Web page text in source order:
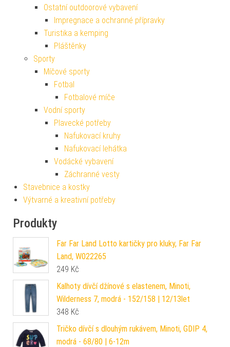
Ostatní outdoorové vybavení
Impregnace a ochranné přípravky
Turistika a kemping
Pláštěnky
Sporty
Míčové sporty
Fotbal
Fotbalové míče
Vodní sporty
Plavecké potřeby
Nafukovací kruhy
Nafukovací lehátka
Vodácké vybavení
Záchranné vesty
Stavebnice a kostky
Výtvarné a kreativní potřeby
Produkty
Far Far Land Lotto kartičky pro kluky, Far Far
Land, W022265
249 Kč
Kalhoty dívčí džínové s elastenem, Minoti,
Wilderness 7, modrá - 152/158 | 12/13let
348 Kč
Tričko dívčí s dlouhým rukávem, Minoti, GDIP 4,
modrá - 68/80 | 6-12m